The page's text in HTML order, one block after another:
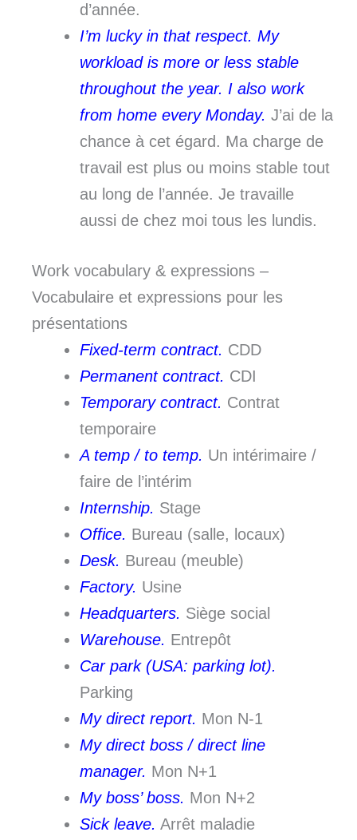
d’année.
I’m lucky in that respect. My
workload is more or less stable
throughout the year. I also work
from home every Monday. J’ai de la
chance à cet égard. Ma charge de
travail est plus ou moins stable tout
au long de l’année. Je travaille
aussi de chez moi tous les lundis.
Work vocabulary & expressions –
Vocabulaire et expressions pour les
présentations
Fixed-term contract. CDD
Permanent contract. CDI
Temporary contract. Contrat
temporaire
A temp / to temp. Un intérimaire /
faire de l’intérim
Internship. Stage
Office. Bureau (salle, locaux)
Desk. Bureau (meuble)
Factory. Usine
Headquarters. Siège social
Warehouse. Entrepôt
Car park (USA: parking lot).
Parking
My direct report. Mon N-1
My direct boss / direct line
manager. Mon N+1
My boss’ boss. Mon N+2
Sick leave. Arrêt maladie